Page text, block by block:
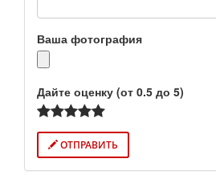
Ваша фотография
Дайте оценку (от 0.5 до 5)
ОТПРАВИТЬ